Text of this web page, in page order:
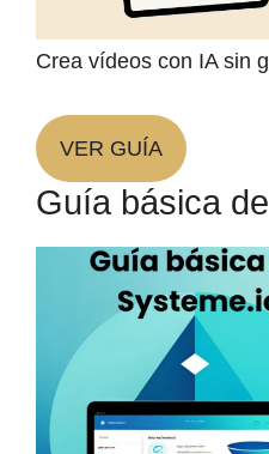
Crea vídeos con IA sin
VER GUÍA
Guía básica